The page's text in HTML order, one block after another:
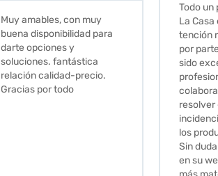
La Casa de los Azulejos. La
tención recibida, sobretodo
por parte de Stephanie, ha
sido excepcional. Serios,
profesionales,
colaboradores para
muy
sus